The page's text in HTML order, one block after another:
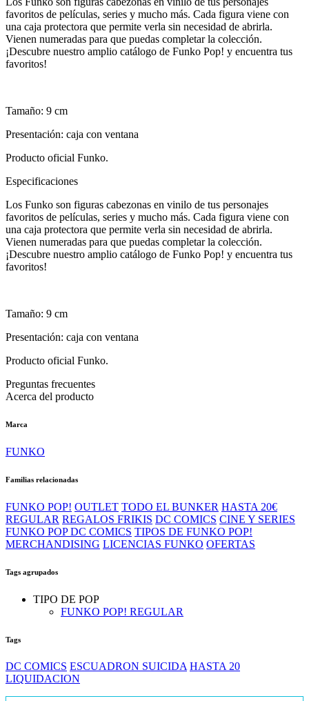
favoritos de películas, series y mucho más. Cada figura viene con
una caja protectora que permite verla sin necesidad de abrirla.
Vienen numeradas para que puedas completar la colección.
¡Descubre nuestro amplio catálogo de Funko Pop! y encuentra tus
favoritos!
Tamaño: 9 cm
Presentación: caja con ventana
Producto oficial Funko.
Especificaciones
Los Funko son figuras cabezonas en vinilo de tus personajes
favoritos de películas, series y mucho más. Cada figura viene con
una caja protectora que permite verla sin necesidad de abrirla.
Vienen numeradas para que puedas completar la colección.
¡Descubre nuestro amplio catálogo de Funko Pop! y encuentra tus
favoritos!
Tamaño: 9 cm
Presentación: caja con ventana
Producto oficial Funko.
Preguntas frecuentes
Acerca del producto
Marca
FUNKO
Familias relacionadas
FUNKO POP! OUTLET TODO EL BUNKER HASTA 20€
REGULAR REGALOS FRIKIS DC COMICS CINE Y SERIES
FUNKO POP DC COMICS TIPOS DE FUNKO POP!
MERCHANDISING LICENCIAS FUNKO OFERTAS
Tags agrupados
TIPO DE POP
FUNKO POP! REGULAR
Tags
DC COMICS ESCUADRON SUICIDA HASTA 20
LIQUIDACION